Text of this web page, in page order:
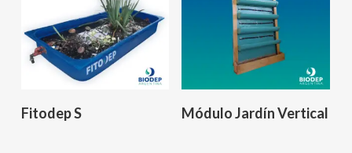
Leer Más
Fitodep S Leer Más
Módulo Jardín Vertical